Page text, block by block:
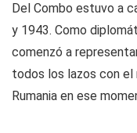
Del Combo estuvo a
y 1943. Como
comenzó a
todos los lazos con el
Rumania en ese